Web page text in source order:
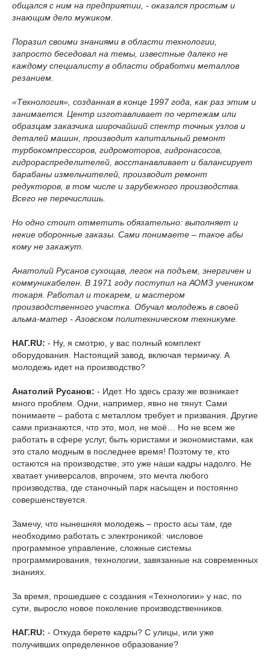
общался с ним на предприятии, - оказался простым и
знающим дело мужиком.
Поразил своими знаниями в области технологии,
запросто беседовал на темы, известные далеко не
каждому специалисту в области обработки металлов
резанием.
«Технология», созданная в конце 1997 года, как раз этим и
занимается. Центр изготавливает по чертежам или
образцам заказчика широчайший спектр точных узлов и
деталей машин, производит капитальный ремонт
турбокомпрессоров, гидромоторов, гидронасосов,
гидрораспределителей, восстанавливает и балансирует
барабаны измельчителей, производит ремонт
редукторов, в том числе и зарубежного производства.
Всего не перечислишь.
Но одно стоит отметить обязательно: выполняет и
некие оборонные заказы. Сами понимаете – такое абы
кому не закажут.
Анатолий Русанов сухощав, легок на подъем, энергичен и
коммуникабелен. В 1971 году поступил на АОМЗ учеником
токаря. Работал и токарем, и мастером
производственного участка. Обучал молодежь в своей
альма-матер - Азовском политехническом техникуме.
НАГ.RU: - Ну, я смотрю, у вас полный комплект
оборудования. Настоящий завод, включая термичку. А
молодежь идет на производство?
Анатолий Русанов: - Идет. Но здесь сразу же возникает
много проблем. Одни, например, явно не тянут. Сами
понимаете – работа с металлом требует и призвания. Другие
сами признаются, что это, мол, не моё… Но не всем же
работать в сфере услуг, быть юристами и экономистами, как
это стало модным в последнее время! Поэтому те, кто
остаются на производстве, это уже наши кадры надолго. Не
хватает универсалов, впрочем, это мечта любого
производства, где станочный парк насыщен и постоянно
совершенствуется.
Замечу, что нынешняя молодежь – просто асы там, где
необходимо работать с электроникой: числовое
программное управление, сложные системы
программирования, технологии, завязанные на современных
знаниях.
За время, прошедшее с создания «Технологии» у нас, по
сути, выросло новое поколение производственников.
НАГ.RU: - Откуда берете кадры? С улицы, или уже
получивших определенное образование?